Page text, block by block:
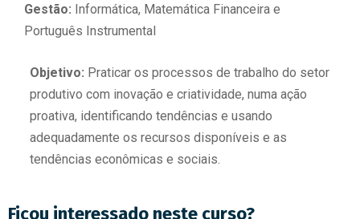
Gestão: Informática, Matemática Financeira e
Português Instrumental
Objetivo: Praticar os processos de trabalho do setor
produtivo com inovação e criatividade, numa ação
proativa, identificando tendências e usando
adequadamente os recursos disponíveis e as
tendências econômicas e sociais.
Ficou interessado neste curso?